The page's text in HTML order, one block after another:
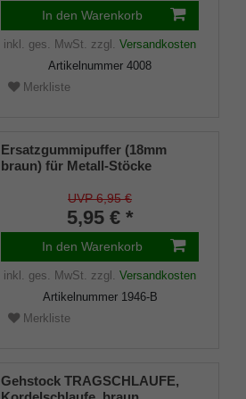
In den Warenkorb
inkl. ges. MwSt. zzgl. Versandkosten
Artikelnummer 4008
Merkliste
Ersatzgummipuffer (18mm
braun) für Metall-Stöcke
ca. 18mm) mit Metalleinlage
(VE 1 Stück)
UVP 6,95 €
5,95 € *
In den Warenkorb
inkl. ges. MwSt. zzgl. Versandkosten
Artikelnummer 1946-B
Merkliste
Gehstock TRAGSCHLAUFE,